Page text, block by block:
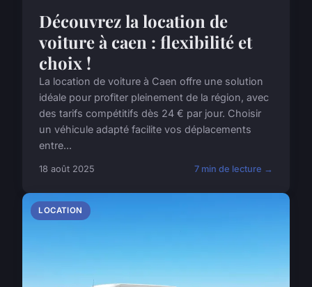
Découvrez la location de
voiture à caen : flexibilité et
choix !
La location de voiture à Caen offre une solution
idéale pour profiter pleinement de la région, avec
des tarifs compétitifs dès 24 € par jour. Choisir
un véhicule adapté facilite vos déplacements
entre...
18 août 2025 7 min de lecture →
LOCATION